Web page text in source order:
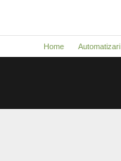
Home Automatizari